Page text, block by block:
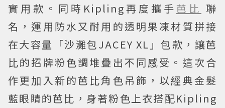
實用款。同時Kipling再度攜手 芭比 聯
名，運用防水又耐用的透明果凍材質拼接
在大容量「沙灘包JACEY XL」包款，讓芭
比的招牌粉色調堆疊出不同感受。這次合
作更加入新的芭比角色吊飾，以經典金髮
藍眼睛的芭比，身著粉色上衣搭配Kipling